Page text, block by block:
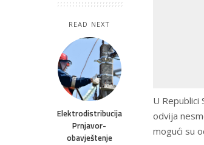
READ NEXT
Elektrodistribucija
Prnjavor-
obavještenje
U Republici
odvija
mogući su